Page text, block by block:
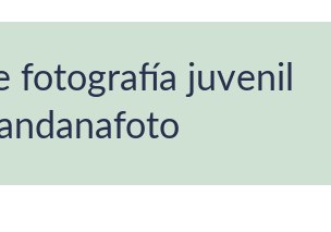
fotografía juvenil